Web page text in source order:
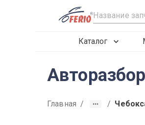
R
Каталог
Главная / /